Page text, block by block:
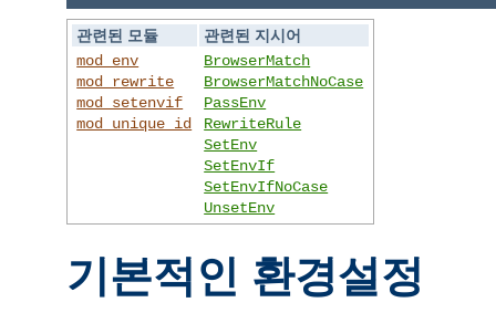
관련된 모듈
관련된 지시어
mod_env
mod_rewrite
mod_setenvif
mod_unique_id
BrowserMatch
BrowserMatchNoCase
PassEnv
RewriteRule
SetEnv
SetEnvIf
SetEnvIfNoCase
UnsetEnv
기본적인 환경설정